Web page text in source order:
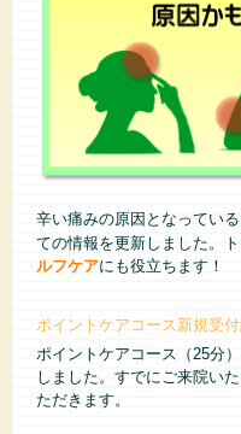
辛い痛みの原因となってい
ての情報を更新しました。
ルフケアにも役立ちます！
ポイントケアコース新規受付
ポイントケアコース（25分
しました。すでにご来院い
ただきます。